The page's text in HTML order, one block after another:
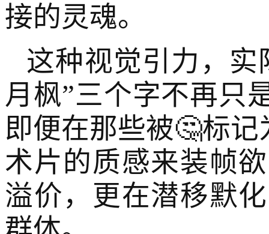
接的灵魂。
这种视觉引力，
月枫”三个字不再只
即便在那些被🤔标
术片的质感来装帧
溢价，更在潜移默